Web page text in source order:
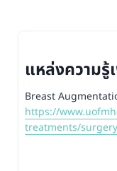
แหล่งความรู้
Breast
https://
treatments/